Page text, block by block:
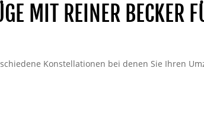
MIT REINER BECKER
Konstellationen bei denen Sie Ihren